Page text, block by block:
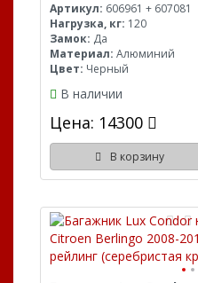
Артикул: 606961 + 607081
Нагрузка, кг: 120
Замок: Да
Материал: Алюминий
Цвет: Черный
В наличии
Цена: 14300
В корзину